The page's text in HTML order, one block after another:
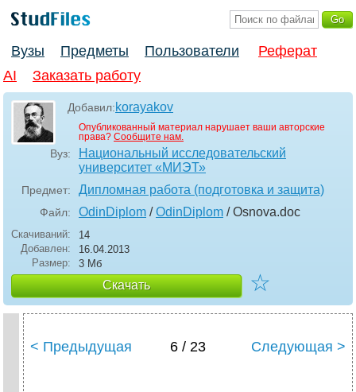
Вузы Предметы Пользователи
Реферат
AI
Заказать работу
Добавил:korayakov
Опубликованный материал нарушает ваши авторские
права? Сообщите нам.
Вуз:
Национальный исследовательский
университет «МИЭТ»
Предмет: Дипломная работа (подготовка и защита)
Файл: OdinDiplom /OdinDiplom / Osnova.doc
Скачиваний:
14
Добавлен:
16.04.2013
Размер:
3 Мб
Скачать ☆
< Предыдущая 6 / 23 Следующая >